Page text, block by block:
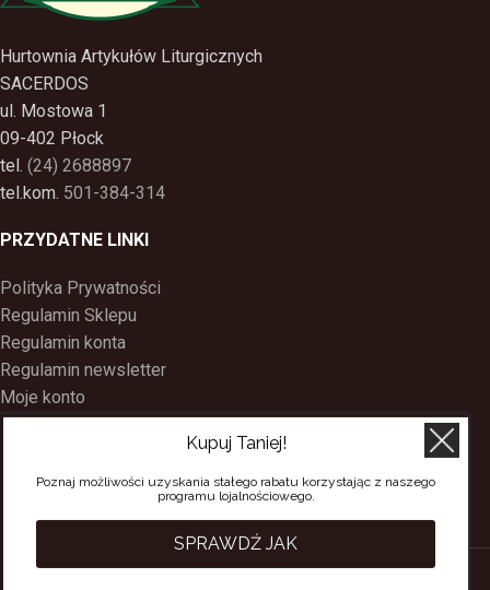
Hurtownia Artykułów Liturgicznych
SACERDOS
ul. Mostowa 1
09-402 Płock
tel. (24) 2688897
tel.kom. 501-384-314
PRZYDATNE LINKI
Polityka Prywatności
Regulamin Sklepu
Regulamin konta
Regulamin newsletter
Moje konto
Status zamówienia
Kontakt
Program Lojalnościowy
SACERDOS
. PREMIUM WEB & E-COMMERCE
Kupuj Taniej!
Poznaj możliwości uzyskania stałego rabatu korzystając z naszego
programu lojalnościowego.
SPRAWDŹ JAK